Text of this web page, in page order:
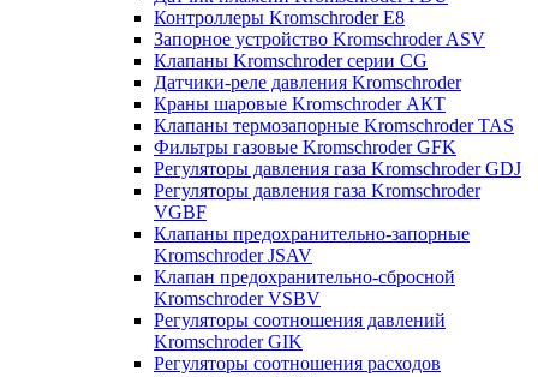
Контроллеры Kromschroder E8
Запорное устройство Kromschroder ASV
Клапаны Kromschroder серии CG
Датчики-реле давления Kromschroder
Краны шаровые Kromschroder АКТ
Клапаны термозапорные Kromschroder TAS
Фильтры газовые Kromschroder GFK
Регуляторы давления газа Kromschroder GDJ
Регуляторы давления газа Kromschroder
VGBF
Клапаны предохранительно-запорные
Kromschroder JSAV
Клапан предохранительно-сбросной
Kromschroder VSBV
Регуляторы соотношения давлений
Kromschroder GIK
Регуляторы соотношения расходов